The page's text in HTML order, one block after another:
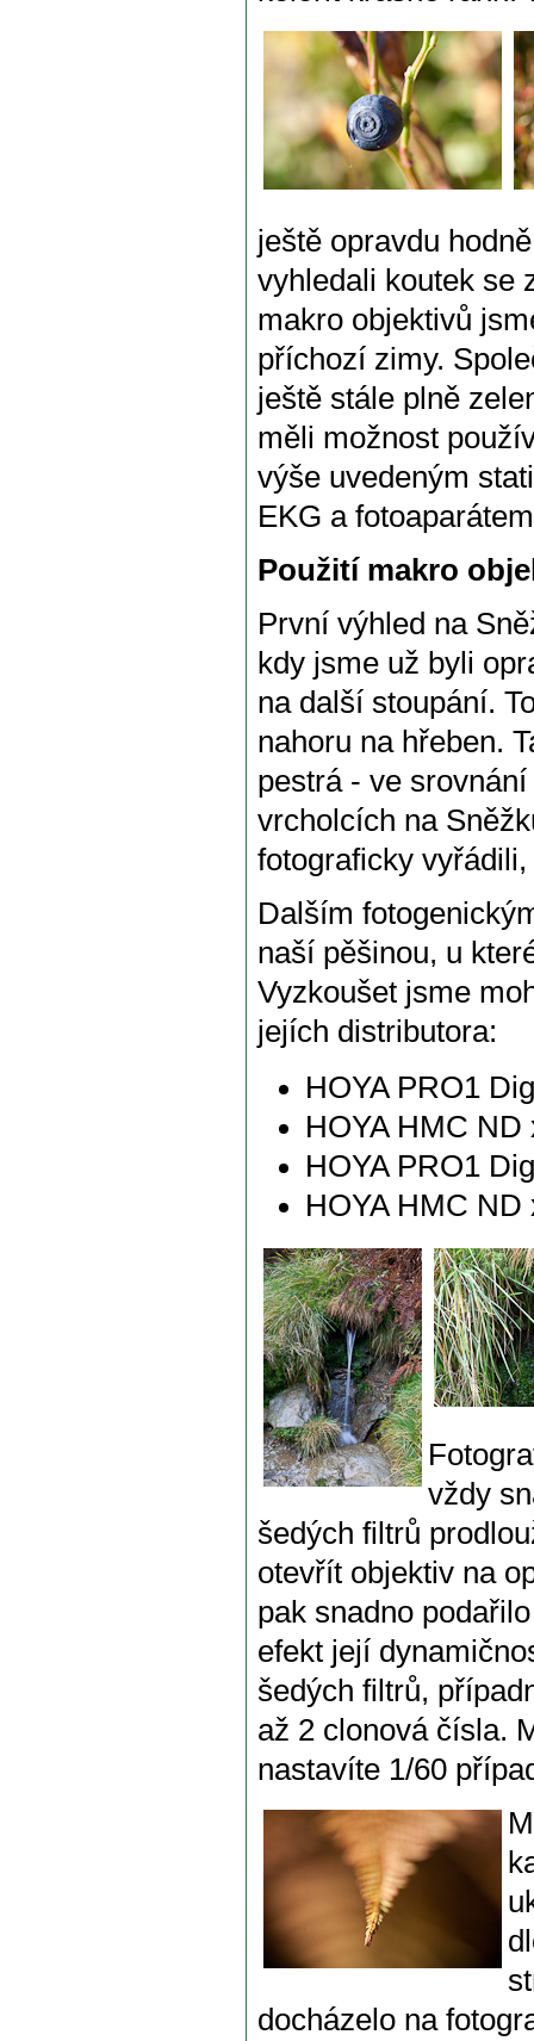
ještě opravdu
vyhledali koutek se
makro objektivů
příchozí zimy.
ještě stále plně
měli možnost
výše uvedeným
EKG a
Použití makro
První výhled na
kdy jsme už byli
na další stoupání.
nahoru na hřeben.
pestrá - ve
vrcholcích na
fotograficky
Dalším
naší pěšinou, u
Vyzkoušet jsme
jejích distributora:
HOYA PRO1
HOYA HMC ND
HOYA PRO1
HOYA HMC ND
vždy
šedých filtrů
otevřít objektiv na
pak snadno
efekt její
šedých filtrů,
až 2 clonová čísla.
nastavíte 1/60
docházelo na